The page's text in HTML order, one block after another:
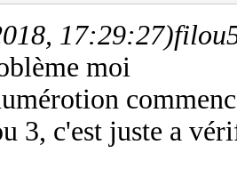
17:29:27)
moi
3, c'est juste a